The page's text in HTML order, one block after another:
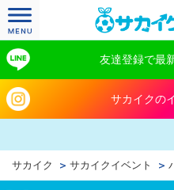
友達登録で最
サカイクの
サカイク サカイクイベント